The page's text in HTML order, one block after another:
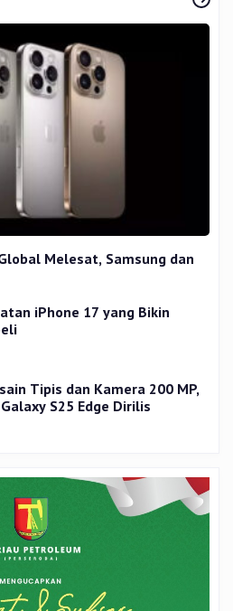
Melesat, Samsung dan
iPhone 17 yang Bikin
Tipis dan Kamera 200 MP,
S25 Edge Dirilis